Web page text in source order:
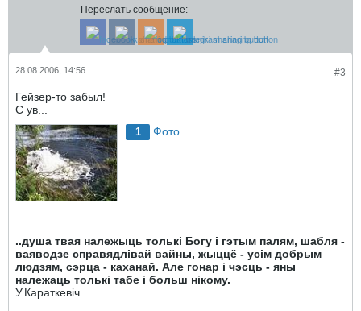
Переслать сообщение:
#3
28.08.2006, 14:56
Гейзер-то забыл!
С ув...
1 Фото
..душа твая належыць толькі Богу і гэтым палям, шабля -
ваяводзе справядлівай вайны, жыццё - усім добрым
людзям, сэрца - каханай. Але гонар і чэсць - яны
належаць толькі табе і больш нікому.
У.Караткевiч